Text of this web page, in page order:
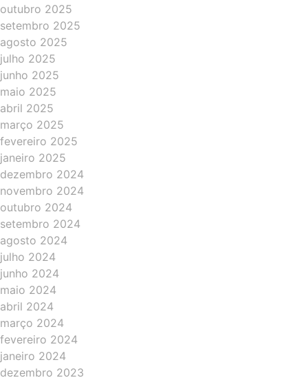
outubro 2025
setembro 2025
agosto 2025
julho 2025
junho 2025
maio 2025
abril 2025
março 2025
fevereiro 2025
janeiro 2025
dezembro 2024
novembro 2024
outubro 2024
setembro 2024
agosto 2024
julho 2024
junho 2024
maio 2024
abril 2024
março 2024
fevereiro 2024
janeiro 2024
dezembro 2023